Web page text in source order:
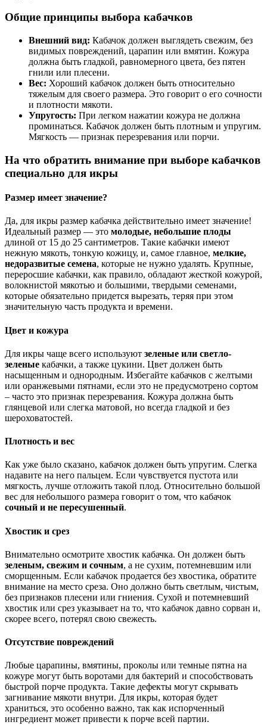
Общие принципы выбора кабачков
Внешний вид: Кабачок должен выглядеть свежим, без
видимых повреждений, царапин или вмятин. Кожура
должна быть гладкой, равномерного цвета, без пятен
гнили или плесени.
Вес: Хороший кабачок должен быть относительно
тяжелым для своего размера. Это говорит о его сочности
и плотности мякоти.
Упругость: При легком нажатии кожура не должна
проминаться. Кабачок должен быть плотным и упругим.
Мягкость — признак перезревания или порчи.
На что обратить внимание при выборе кабачков
специально для икры
Размер имеет значение?
Да, для икры размер кабачка действительно имеет значение!
Идеальный размер — это молодые, небольшие плоды
длиной от 15 до 25 сантиметров. Такие кабачки имеют
нежную мякоть, тонкую кожицу, и, самое главное, мелкие,
недоразвитые семена, которые не нужно удалять. Крупные,
переросшие кабачки, как правило, обладают жесткой кожурой,
волокнистой мякотью и большими, твердыми семенами,
которые обязательно придется вырезать, теряя при этом
значительную часть продукта и времени.
Цвет и кожура
Для икры чаще всего используют зеленые или светло-
зеленые кабачки, а также цукини. Цвет должен быть
насыщенным и однородным. Избегайте кабачков с желтыми
или оранжевыми пятнами, если это не предусмотрено сортом
– часто это признак перезревания. Кожура должна быть
глянцевой или слегка матовой, но всегда гладкой и без
шероховатостей.
Плотность и вес
Как уже было сказано, кабачок должен быть упругим. Слегка
надавите на него пальцем. Если чувствуется пустота или
мягкость, лучше отложить такой плод. Относительно большой
вес для небольшого размера говорит о том, что кабачок
сочный и не пересушенный.
Хвостик и срез
Внимательно осмотрите хвостик кабачка. Он должен быть
зеленым, свежим и сочным, а не сухим, потемневшим или
сморщенным. Если кабачок продается без хвостика, обратите
внимание на место среза. Оно должно быть светлым, чистым,
без признаков плесени или гниения. Сухой и потемневший
хвостик или срез указывает на то, что кабачок давно сорван и,
скорее всего, потерял свою свежесть.
Отсутствие повреждений
Любые царапины, вмятины, проколы или темные пятна на
кожуре могут быть воротами для бактерий и способствовать
быстрой порче продукта. Такие дефекты могут скрывать
загнивание мякоти внутри. Для икры, которая будет
храниться, это особенно важно, так как испорченный
ингредиент может привести к порче всей партии.